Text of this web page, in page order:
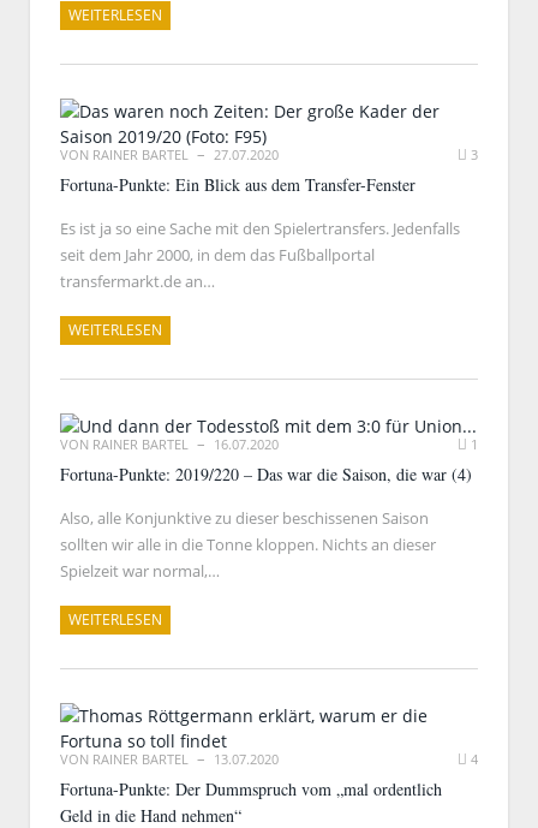
WEITERLESEN
VON RAINER BARTEL 27.07.2020 3
Fortuna-Punkte: Ein Blick aus dem Transfer-Fenster
Es ist ja so eine Sache mit den Spielertransfers. Jedenfalls
seit dem Jahr 2000, in dem das Fußballportal
transfermarkt.de an…
WEITERLESEN
VON RAINER BARTEL 16.07.2020 1
Fortuna-Punkte: 2019/220 – Das war die Saison, die war (4)
Also, alle Konjunktive zu dieser beschissenen Saison
sollten wir alle in die Tonne kloppen. Nichts an dieser
Spielzeit war normal,…
WEITERLESEN
VON RAINER BARTEL 13.07.2020 4
Fortuna-Punkte: Der Dummspruch vom „mal ordentlich
Geld in die Hand nehmen“